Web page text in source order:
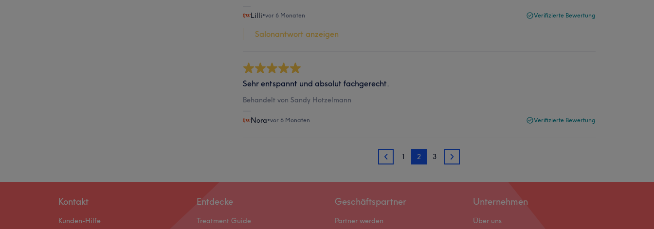
Lilli•vor 6 Monaten Verifizierte Bewertung
Salonantwort anzeigen
Sehr entspannt und absolut fachgerecht.
Behandelt von Sandy Hotzelmann
Nora•vor 6 Monaten Verifizierte Bewertung
1 1 2 3 3
Kontakt
Kunden-Hilfe
Entdecke
Treatment Guide
Geschäftspartner
Partner werden
Unternehmen
Über uns